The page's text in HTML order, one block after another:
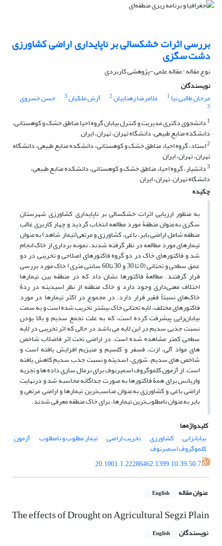
بررسی اثرات خشکسالی بر ناپایداری اراضی کشاورزی
دشت سگزی
نوع مقاله : مقاله علمی -پژوهشی کاربردی
نویسندگان
مرجان طالبی نیا 1 غلامرضا زهتابیان2 آرش ملکیان3 حسن خسروی
3
1 دانشجوی دکتری مدیریت و کنترل بیابان گروه احیا مناطق خشک و کوهستانی،
دانشکده منابع طبیعی، دانشگاه تهران، تهران، ایران
2استاد، گروه احیاء مناطق خشک و کوهستانی، دانشکده منابع طبیعی، دانشگاه
تهران، تهران، ایران
3دانشیار، گروه احیاء مناطق خشک و کوهستانی، دانشکده منابع طبیعی،
دانشگاه تهران، تهران، ایران
چکیده
به منظور ارزیابی اثرات خشکسالی بر ناپایداری کشاورزی شهرستان
سگزی به‌عنوان منطقۀ مورد مطالعه انتخاب گردید و چهار کاربری غالب
منطقه شامل اراضی بایر‏، باغی‏، کشاورزی و مرتعی(تیمار شاهد) به‌عنوان
تیمارهای مورد مطالعه در نظر گرفته شدند، نمونه برداری از خاک انجام
شد و فاکتورهای خاک در دو گروه فاکتورهای اصلاحی و تخریبی در دو
عمق سطحی و تحتانی (0 تا 30 و 30 تا60 سانتی متری) خاک مورد بررسی
قرار گرفتند. مطالعۀ فاکتورها نشان داد که در منطقه بین تیمارها
اختلاف معنی‌داری وجود دارد و خاک منطقه از نظر اسیدیته در ردۀ
خاک‌های نسبتاً فقیر قرار دارد. در مجموع در اکثر تیمارها در مورد
فاکتورهای مختلف، لایه تحتانی خاک بیشتر تخریب شده است و به سمت
بیابان‌زایی پیشرفت کرده است، که به علت تجمع سدیم و بالا بودن
نسبت جذبی سدیم در این لایه می باشد در حالی که اثر تخریبی در لایه
سطحی کمتر مشاهده شده است. در اراضی تحت اثر فاضلاب شاخص
های مواد آلی، ازت، فسفر و کلسیم و منیزیم افزایش یافته است و
شاخص های سدیم، شوری، اسدیته و نسبت جذب سدیم کاهش یافته
است. از آزمون کلموگروف اسمیرنوف برای نرمال سازی داده ها و تجزیه
واریانس برای همۀ فاکتورها به صورت جداگانه محاسبه شد و درنهایت
اراضی باغی و کشاورزی به‌عنوان مناسب‌ترین تیمارها و اراضی مرتعی و
بایر به‌عنوان نامطلوب‌ترین تیمارها، برای خاک منطقه معرفی شدند.
کلیدواژه‌ها
بیابانزایی
کشاورزی تخریب اراضی تیمار مطلوب و نامطلوب آزمون
کلموگروف اسمیرنوف
20.1001.1.22286462.1399.10.39.50.7
عنوان مقاله English
The effects of Drought on Agricultural Segzi Plain
نویسندگان English